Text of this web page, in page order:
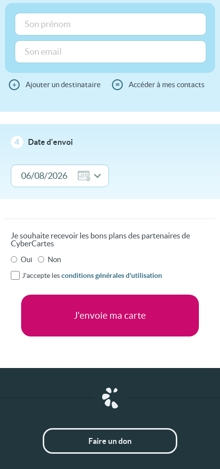
+ Ajouter un destinataire ≡ Accéder à mes contacts
4 Date d'envoi
Je souhaite recevoir les bons plans des partenaires de
CyberCartes
Oui Non
J'accepte lesconditions générales d'utilisation
Faire un don